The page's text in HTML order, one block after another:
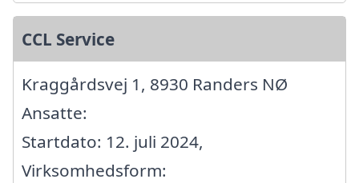
CCL Service
Kraggårdsvej 1, 8930 Randers NØ
Ansatte:
Startdato: 12. juli 2024,
Virksomhedsform: